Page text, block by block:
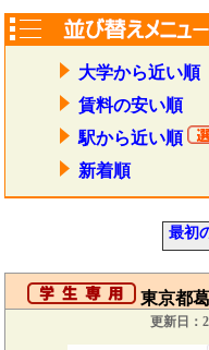
大学から近い順
賃料の安い順
駅から近い順
新着順
最初
東京都
更新日：